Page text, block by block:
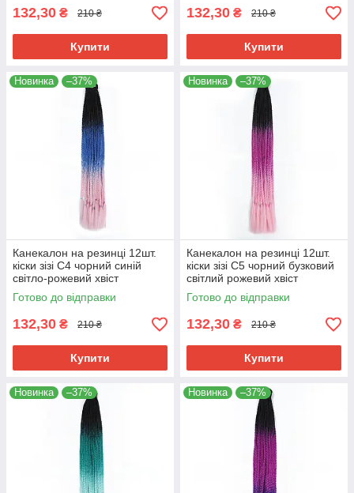
132,30 ₴ 210 ₴
Купити
132,30 ₴ 210 ₴
Купити
Новинка –37%
Канекалон на резинці 12шт.
кіски зізі C4 чорний синій
світло-рожевий хвіст
афрокоси омбре 60см 50гр у
зачіску ZiZi
Готово до відправки
132,30 ₴ 210 ₴
Купити
Новинка –37%
Канекалон на резинці 12шт.
кіски зізі C5 чорний бузковий
світлий рожевий хвіст
афрокоси омбре 60см 50гр у
зачіску ZiZi
Готово до відправки
132,30 ₴ 210 ₴
Купити
Новинка –37% Новинка –37%